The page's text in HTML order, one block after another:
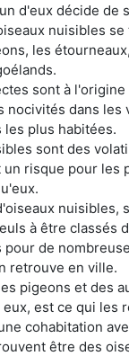
d'eux décide de
nuisibles
les
sont à
nocivités dans les
plus habitées.
sont des
risque pour les
nuisibles,
à être classés
pour de
retrouve en ville.
pigeons et des
est ce qui les
cohabitation
être des